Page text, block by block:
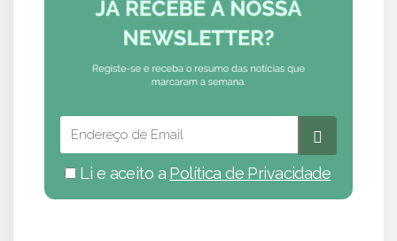
Li e aceito a Política de Privacidade